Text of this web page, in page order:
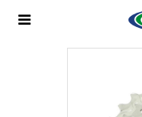

tengamos stock